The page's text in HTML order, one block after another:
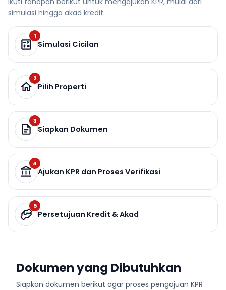
simulasi hingga akad kredit.
1
Simulasi Cicilan
2
Pilih Properti
3
Siapkan Dokumen
4
Ajukan KPR dan Proses Verifikasi
5
Persetujuan Kredit & Akad
Dokumen yang Dibutuhkan
Siapkan dokumen berikut agar proses pengajuan KPR